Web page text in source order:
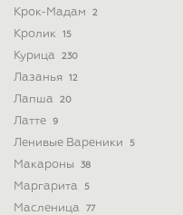
Крок-Мадам 2
Кролик 15
Курица 230
Лазанья 12
Лапша 20
Латте 9
Ленивые Вареники 5
Макароны 38
Маргарита 5
Масленица 77